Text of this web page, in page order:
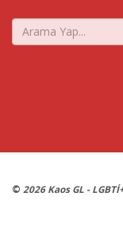
© 2026 Kaos GL -